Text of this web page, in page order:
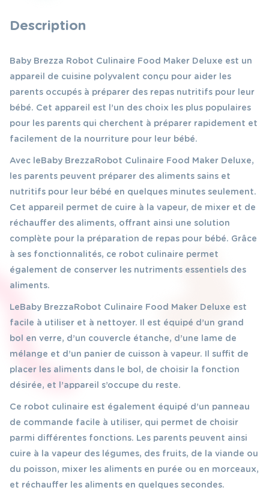
Description
Baby Brezza Robot Culinaire Food Maker Deluxe est un
appareil de cuisine polyvalent conçu pour aider les
parents occupés à préparer des repas nutritifs pour leur
bébé. Cet appareil est l’un des choix les plus populaires
pour les parents qui cherchent à préparer rapidement et
facilement de la nourriture pour leur bébé.
Avec le Baby Brezza Robot Culinaire Food Maker Deluxe,
les parents peuvent préparer des aliments sains et
nutritifs pour leur bébé en quelques minutes seulement.
Cet appareil permet de cuire à la vapeur, de mixer et de
réchauffer des aliments, offrant ainsi une solution
complète pour la préparation de repas pour bébé. Grâce
à ses fonctionnalités, ce robot culinaire permet
également de conserver les nutriments essentiels des
aliments.
Le Baby Brezza Robot Culinaire Food Maker Deluxe est
facile à utiliser et à nettoyer. Il est équipé d’un grand
bol en verre, d’un couvercle étanche, d’une lame de
mélange et d’un panier de cuisson à vapeur. Il suffit de
placer les aliments dans le bol, de choisir la fonction
désirée, et l’appareil s’occupe du reste.
Ce robot culinaire est également équipé d’un panneau
de commande facile à utiliser, qui permet de choisir
parmi différentes fonctions. Les parents peuvent ainsi
cuire à la vapeur des légumes, des fruits, de la viande ou
du poisson, mixer les aliments en purée ou en morceaux,
et réchauffer les aliments en quelques secondes.